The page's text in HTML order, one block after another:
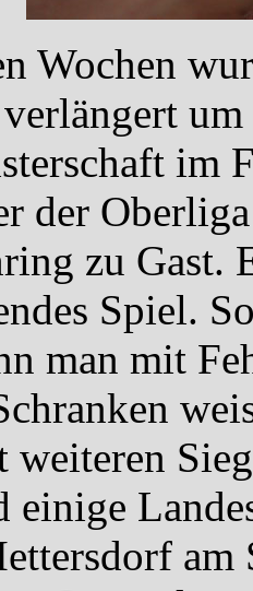
Wochen
im
der
zu Gast.
Spiel.
man mit
weiteren